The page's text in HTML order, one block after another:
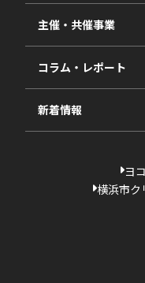
2024年度
2023年度
過去の採択一覧
視察・ヒアリング・研
相談依頼フォーム
主催・共催事業
コラム・レポート
新着情報
ヨ
横浜市ク